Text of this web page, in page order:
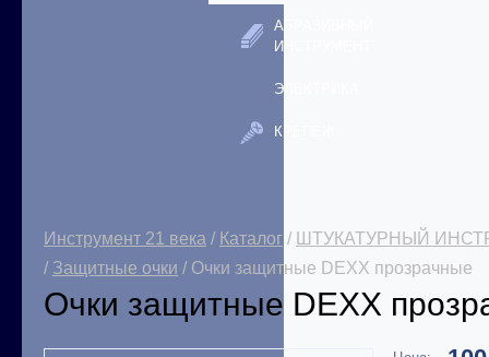
АБРАЗИВНЫЙ
ИНСТРУМЕНТ
ЭЛЕКТРИКА
КРЕПЕЖ
Инструмент 21 века / Каталог / ШТУКАТУРНЫЙ
/ Защитные очки / Очки защитные DEXX прозрачные
Очки защитные DEXX